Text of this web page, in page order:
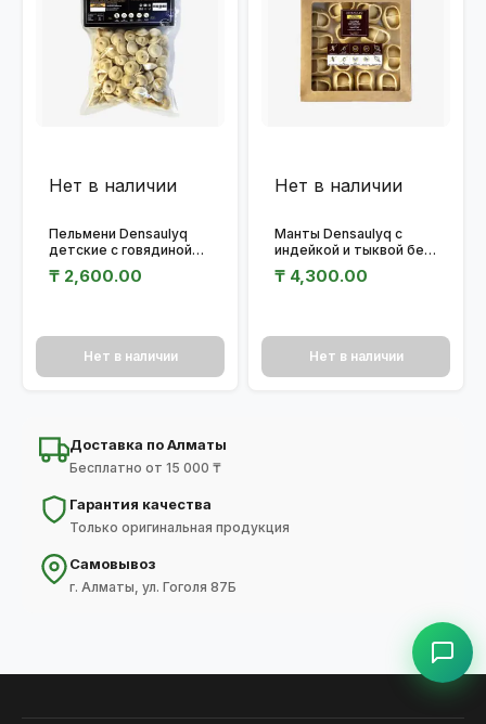
Нет в наличии
Пельмени Densaulyq
детские с говядиной
₸ 2,600.00
Нет в наличии
Нет в наличии
Манты Densaulyq с
индейкой и тыквой без
₸ 4,300.00
Нет в наличии
Доставка по Алматы
Бесплатно от 15 000 ₸
Гарантия качества
Только оригинальная продукция
Самовывоз
г. Алматы, ул. Гоголя 87Б